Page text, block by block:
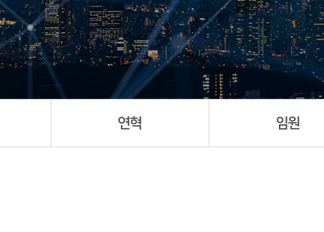
새소식
포토갤러리
오시는길
연혁 임원